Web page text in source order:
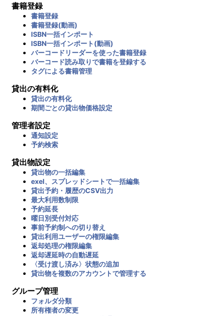
書籍登録
書籍登録
書籍登録(動画)
ISBN一括インポート
ISBN一括インポート(動画)
バーコードリーダーを使った書籍登録
バーコード読み取りで書籍を登録する
タグによる書籍管理
貸出の有料化
貸出の有料化
期間ごとの貸出物価格設定
管理者設定
通知設定
予約検索
貸出物設定
貸出物の一括編集
exel、スプレッドシートで一括編集
貸出予約・履歴のCSV出力
最大利用数制限
予約延長
曜日別受付対応
事前予約制への切り替え
貸出利用ユーザーの権限編集
返却処理の権限編集
返却遅延時の自動遅延
〈受け渡し済み〉状態の追加
貸出物を複数のアカウントで管理する
グループ管理
フォルダ分類
所有権者の変更